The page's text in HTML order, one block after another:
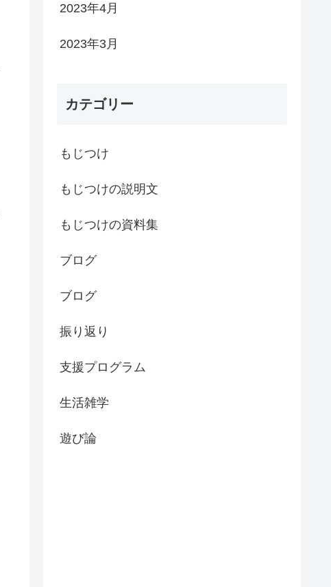
2023年4月
2023年3月
カテゴリー
もじつけ
もじつけの説明文
もじつけの資料集
ブログ
ブログ
振り返り
支援プログラム
生活雑学
遊び論